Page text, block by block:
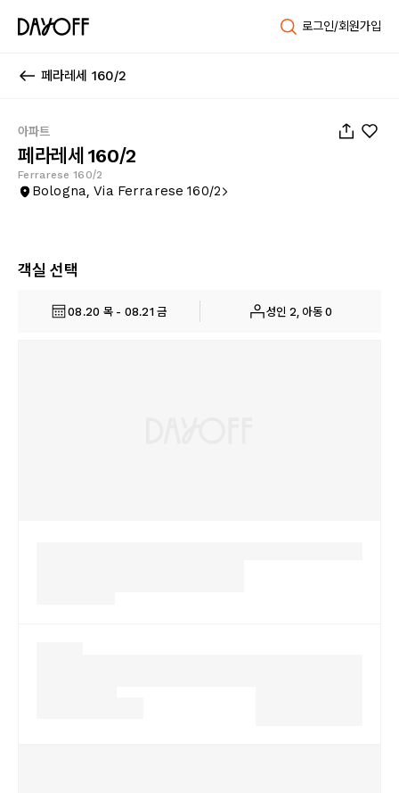
로그인/회원가입
페라레세 160/2
아파트
페라레세 160/2
Ferrarese 160/2
Bologna, Via Ferrarese 160/2
객실 선택
08.20 목 - 08.21 금 성인 2, 아동 0